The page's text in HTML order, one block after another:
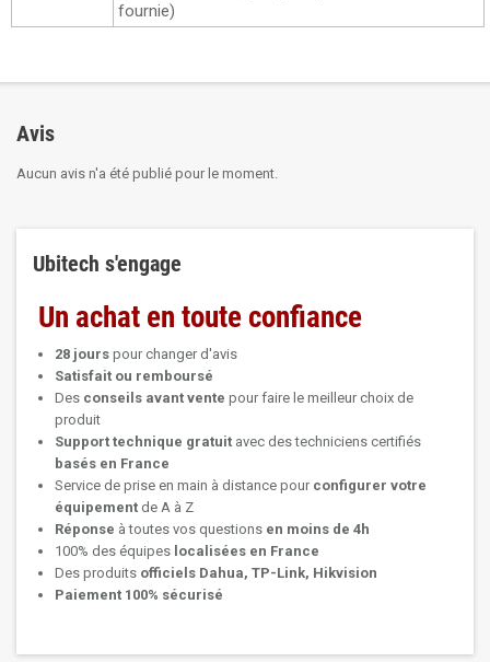
fournie)
Avis
Aucun avis n'a été publié pour le moment.
Ubitech s'engage
Un achat en toute confiance
28 jours pour changer d'avis
Satisfait ou remboursé
Des conseils avant vente pour faire le meilleur choix de
produit
Support technique gratuit avec des techniciens certifiés
basés en France
Service de prise en main à distance pour configurer votre
équipement de A à Z
Réponse à toutes vos questions en moins de 4h
100% des équipes localisées en France
Des produits officiels Dahua, TP-Link, Hikvision
Paiement 100% sécurisé